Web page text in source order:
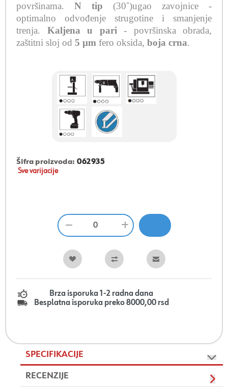
površinama. N tip (30˚)ugao zavojnice -
optimalno odvođenje strugotine i smanjenje
trenja. Kaljena u pari- površinska obrada,
zaštitni sloj od 5 µm fero oksida, boja crna.
Šifra proizvoda: 062935
Sve varijacije
Brza isporuka 1-2 radna dana
Besplatna isporuka preko 8000,00 rsd
SPECIFIKACIJE
RECENZIJE